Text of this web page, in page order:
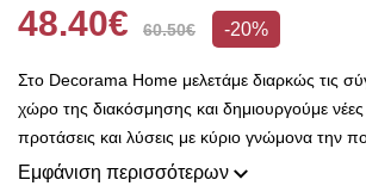
48.40€ 60.50€ -20%
Στο Decorama Home μελετάμε διαρκώς τις
χώρο της διακόσμησης και δημιουργούμε
προτάσεις και λύσεις με κύριο γνώμονα την
ασύγκριτο design, προκειμένου να είμαστε
Εμφάνιση περισσότερων